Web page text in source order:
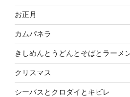
お正月
カムパネラ
きしめんとうどんとそばとラーメ
クリスマス
シーバスとクロダイとキビレ